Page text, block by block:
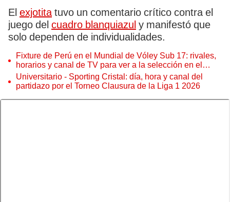
El exjotitatuvo un comentario crítico contra el
juego del cuadro blanquiazul y manifestó que
solo dependen de individualidades.
Fixture de Perú en el Mundial de Vóley Sub 17: rivales,
horarios y canal de TV para ver a la selección en el
torneo
Universitario - Sporting Cristal: día, hora y canal del
partidazo por el Torneo Clausura de la Liga 1 2026